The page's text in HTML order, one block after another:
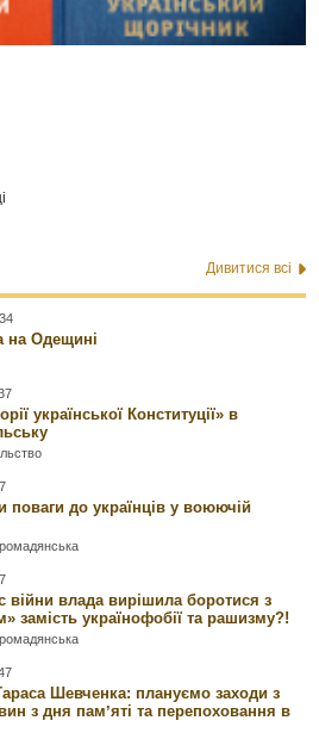
Дивитися всі
на Одещині
української Конституції» в
поваги до українців у воюючій
війни влада вирішила боротися з
замість українофобії та рашизму?!
Шевченка: плануємо заходи з
з дня памʼяті та перепоховання в